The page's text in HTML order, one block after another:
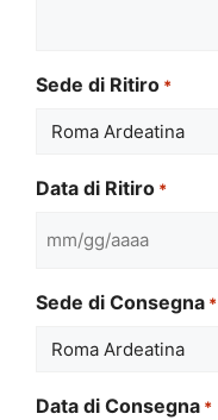
Sede di Ritiro *
Data di Ritiro *
MM
GG
slash
Sede di Consegna *
Data di Consegna *